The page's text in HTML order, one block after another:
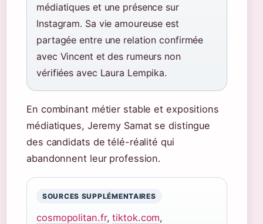
médiatiques et une présence sur
Instagram. Sa vie amoureuse est
partagée entre une relation confirmée
avec Vincent et des rumeurs non
vérifiées avec Laura Lempika.
En combinant métier stable et expositions
médiatiques, Jeremy Samat se distingue
des candidats de télé-réalité qui
abandonnent leur profession.
SOURCES SUPPLÉMENTAIRES
cosmopolitan.fr,tiktok.com,